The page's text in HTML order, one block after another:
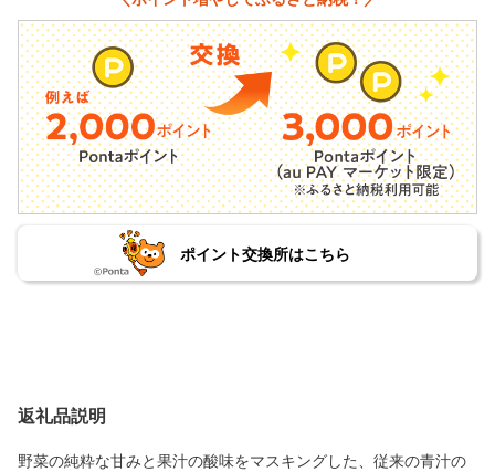
ポイント交換所はこちら
返礼品説明
野菜の純粋な甘みと果汁の酸味をマスキングした、従来の青汁の